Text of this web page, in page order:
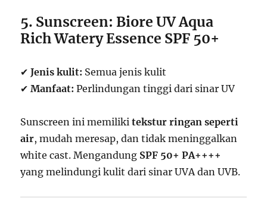
5. Sunscreen: Biore UV Aqua
Rich Watery Essence SPF 50+
✔Jenis kulit: Semua jenis kulit
✔Manfaat: Perlindungan tinggi dari sinar UV
Sunscreen ini memilikitekstur ringan seperti
air, mudah meresap, dan tidak meninggalkan
white cast. Mengandung SPF 50+ PA++++
yang melindungi kulit dari sinar UVA dan UVB.